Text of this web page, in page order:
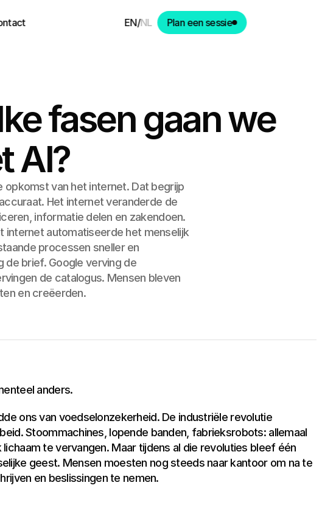
EN/NL Plan een sessie
fasen gaan we
AI?
opkomst van het internet. Dat begrijp
Het internet veranderde de
informatie delen en zakendoen.
internet automatiseerde het menselijk
processen sneller en
de brief. Google verving de
de catalogus. Mensen bleven
en creëerden.
anders.
ons van voedselonzekerheid. De industriële revolutie
Stoommachines, lopende banden, fabrieksrobots: allemaal
te vervangen. Maar tijdens al die revoluties bleef één
geest. Mensen moesten nog steeds naar kantoor om na te
en beslissingen te nemen.